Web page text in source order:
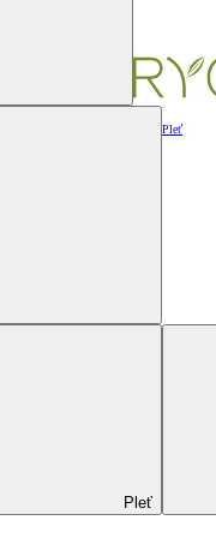
Pleť
Pleť